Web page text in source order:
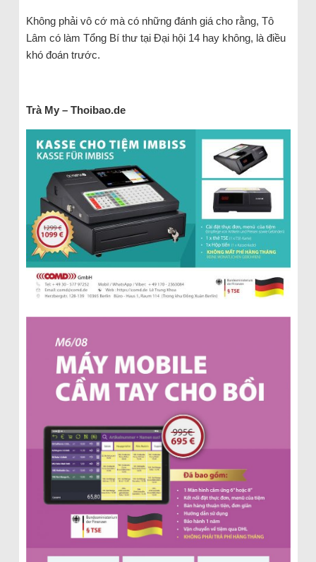
Không phải vô cớ mà có những đánh giá cho rằng, Tô
Lâm có làm Tổng Bí thư tại Đại hội 14 hay không, là điều
khó đoán trước.
Trà My – Thoibao.de